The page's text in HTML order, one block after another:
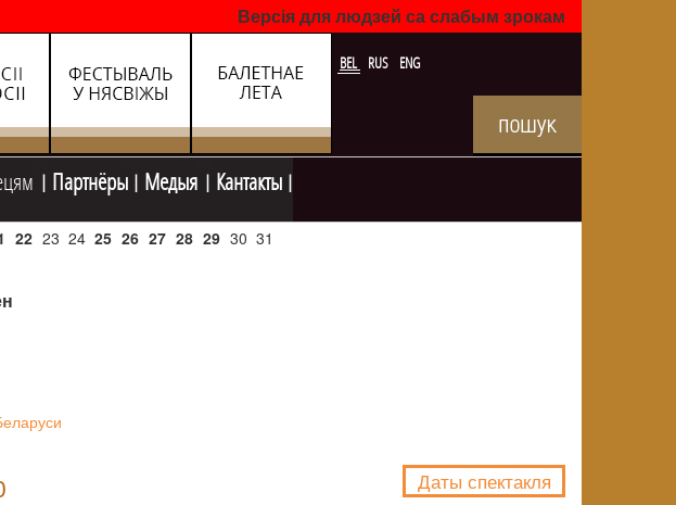
Версія для людзей са слабым зрокам
BEL RUS ENG
Партнёры Медыя Кантакты
22 23 24 25 26 27 28 29 30 31
Даты спектакля